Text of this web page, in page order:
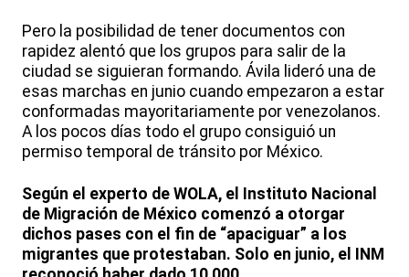
Pero la posibilidad de tener documentos con
rapidez alentó que los grupos para salir de la
ciudad se siguieran formando. Ávila lideró una de
esas marchas en junio cuando empezaron a estar
conformadas mayoritariamente por venezolanos.
A los pocos días todo el grupo consiguió un
permiso temporal de tránsito por México.
Según el experto de WOLA, el Instituto Nacional
de Migración de México comenzó a otorgar
dichos pases con el fin de “apaciguar” a los
migrantes que protestaban. Solo en junio, el INM